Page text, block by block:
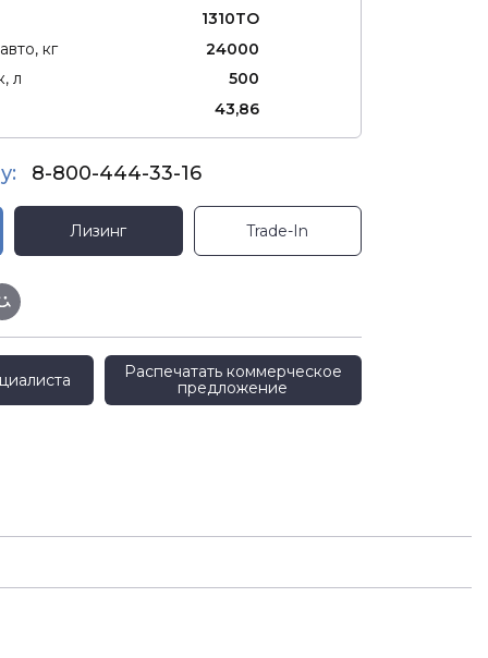
1310ТО
кг
24000
л
500
43,86
8-800-444-33-16
Лизинг Trade-In
Распечатать коммерческое
предложение